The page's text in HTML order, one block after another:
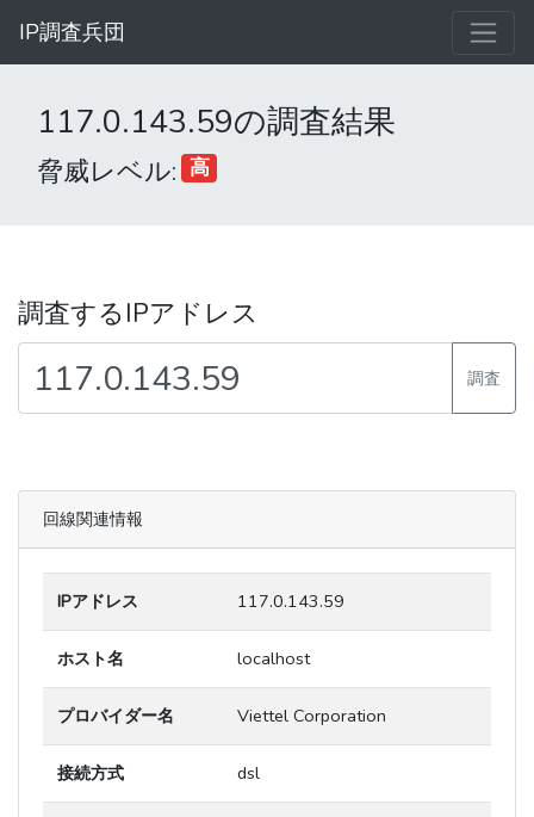
IP調査兵団
117.0.143.59の調査結果
脅威レベル: 高
調査するIPアドレス
調査
回線関連情報
IPアドレス 117.0.143.59
ホスト名 localhost
プロバイダー名 Viettel Corporation
接続方式 dsl